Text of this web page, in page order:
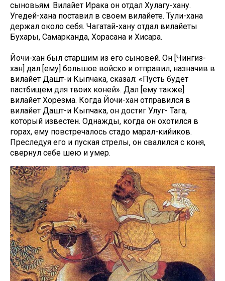
сыновьям. Вилайет Ирака он отдал Хулагу-хану.
Угедей-хана поставил в своем вилайете. Тули-хана
держал около себя. Чагатай-хану отдал вилайеты
Бухары, Самарканда, Хорасана и Хисара.
Йочи-хан был старшим из его сыновей. Он [Чингиз-
хан] дал [ему] большое войско и отправил, назначив в
вилайет Дашт-и Кыпчака, сказал: «Пусть будет
пастбищем для твоих коней». Дал [ему также]
вилайет Хорезма. Когда Йочи-хан отправился в
вилайет Дашт-и Кыпчака, он достиг Улуг- Тага,
который известен. Однажды, когда он охотился в
горах, ему повстречалось стадо марал-кийиков.
Преследуя его и пуская стрелы, он свалился с коня,
свернул себе шею и умер.